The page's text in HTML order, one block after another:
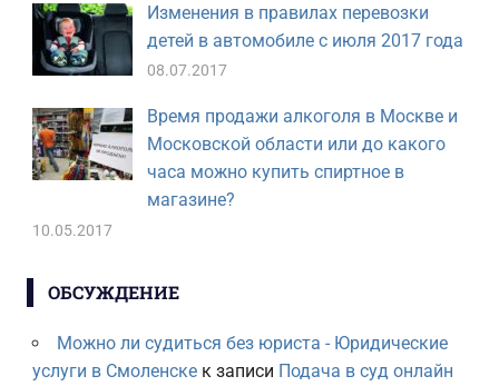
Изменения в правилах перевозки
детей в автомобиле с июля 2017 года
08.07.2017
Время продажи алкоголя в Москве и
Московской области или до какого
часа можно купить спиртное в
магазине?
10.05.2017
ОБСУЖДЕНИЕ
Можно ли судиться без юриста - Юридические
услуги в Смоленскек записи Подача в суд онлайн